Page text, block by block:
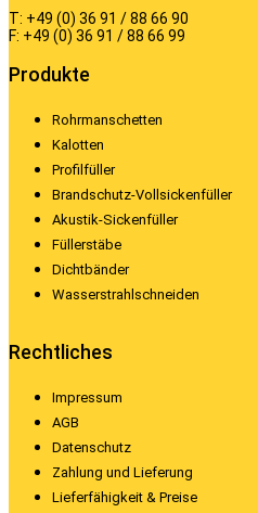
T: +49 (0) 36 91 / 88 66 90
F: +49 (0) 36 91 / 88 66 99
Produkte
Rohrmanschetten
Kalotten
Profilfüller
Brandschutz-Vollsickenfüller
Akustik-Sickenfüller
Füllerstäbe
Dichtbänder
Wasserstrahlschneiden
Rechtliches
Impressum
AGB
Datenschutz
Zahlung und Lieferung
Lieferfähigkeit & Preise